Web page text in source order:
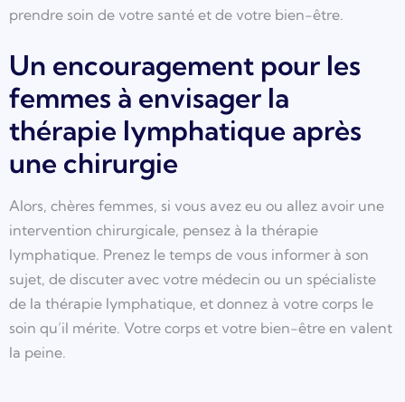
prendre soin de votre santé et de votre bien-être.
Un encouragement pour les
femmes à envisager la
thérapie lymphatique après
une chirurgie
Alors, chères femmes, si vous avez eu ou allez avoir une
intervention chirurgicale, pensez à la thérapie
lymphatique. Prenez le temps de vous informer à son
sujet, de discuter avec votre médecin ou un spécialiste
de la thérapie lymphatique, et donnez à votre corps le
soin qu’il mérite. Votre corps et votre bien-être en valent
la peine.